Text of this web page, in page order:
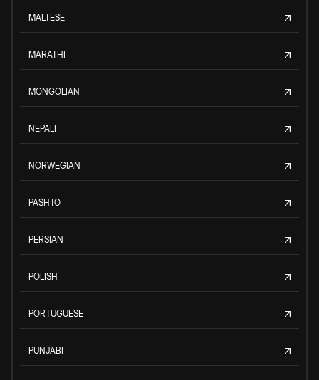
MALTESE
MARATHI
MONGOLIAN
NEPALI
NORWEGIAN
PASHTO
PERSIAN
POLISH
PORTUGUESE
PUNJABI